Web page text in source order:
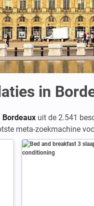
in
Bordeaux uit de 2.541
meta-zoekmachine